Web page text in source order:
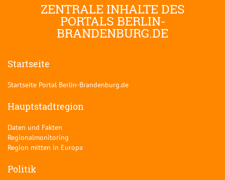
ZENTRALE INHALTE DES
PORTALS BERLIN-
BRANDENBURG.DE
Startseite
Startseite Portal Berlin-Brandenburg.de
Hauptstadtregion
Daten und Fakten
Regionalmonitoring
Region mitten in Europa
Politik